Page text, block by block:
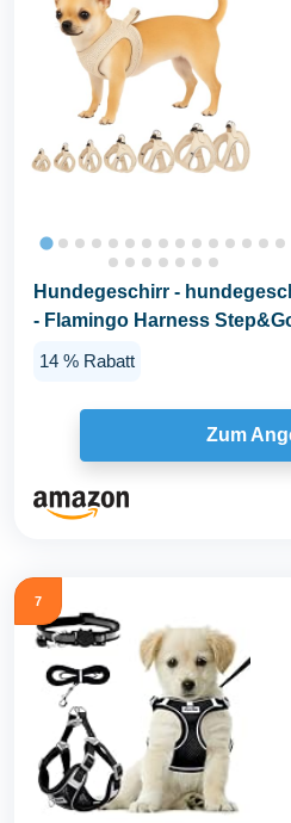
Hundegeschirr -
- Flamingo Harness
14 % Rabatt
Zum
7